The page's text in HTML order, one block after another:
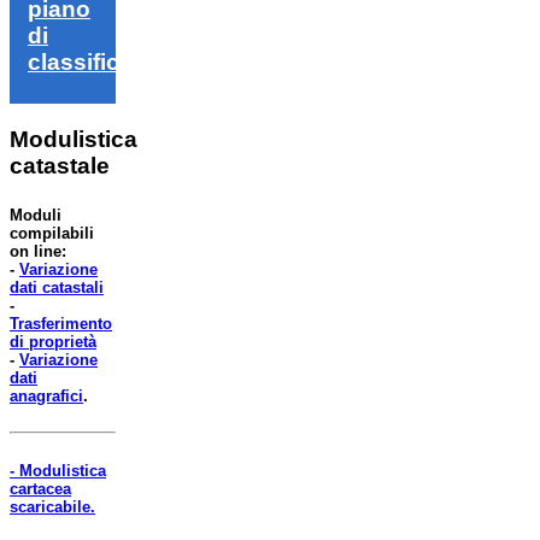
piano
di
classifica
Modulistica
catastale
Moduli
compilabili
on line:
- Variazione
dati catastali
-
Trasferimento
di proprietà
- Variazione
dati
anagrafici.
- Modulistica
cartacea
scaricabile.